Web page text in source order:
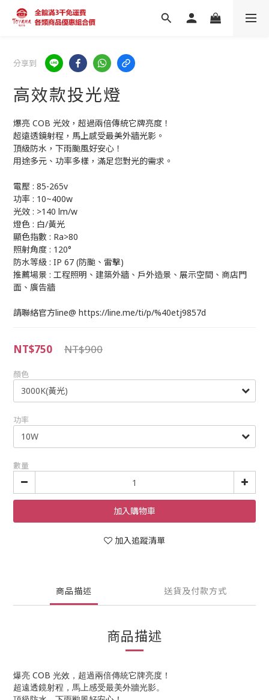
分享到
高效款投光燈
爆亮 COB 光效，超過兩倍傳統它牌亮度！
超遠透鏡射程，馬上感受最美外牆光影。
頂級防水，下雨颱風好安心！
用途多元、功率多樣，滿足您對光的需求。
電壓 : 85-265v
功率 : 10~400w
光效 : >140 lm/w
燈色 : 白/黃光
顯色指數 : Ra>80
照射角度 : 120°
防水等級 : IP 67 (防颱、雷擊)
推薦場景 : 工程照明、建築外牆、戶外造景、展示空間、商店門
面、廣告牆
請聯絡官方line@ https://line.me/ti/p/%40etj9857d
NT$900
NT$750
顏色
功率
數量
加入購物車
加入追蹤清單
商品描述 送貨及付款方式
商品描述
爆亮 COB 光效，超過兩倍傳統它牌亮度 ！
超遠透鏡射程，馬上感受最美外牆光影。